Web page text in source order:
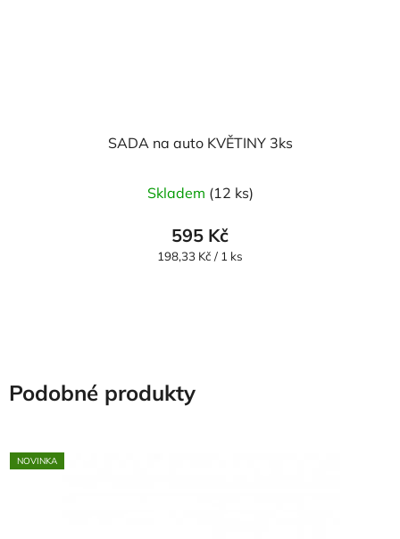
SADA na auto KVĚTINY 3ks
hodnocení
produktu
je
Skladem (12 ks)
595 Kč
Měrná
198,33 Kč / 1 ks
Podobné produkty
NOVINKA